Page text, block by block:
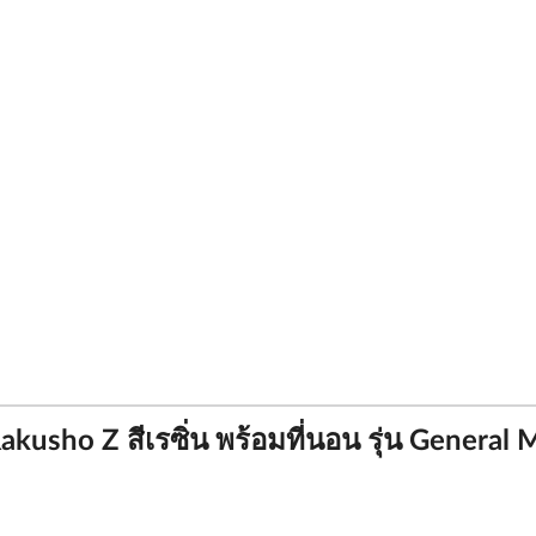
Z สีเรซิ่น พร้อมที่นอน รุ่น General